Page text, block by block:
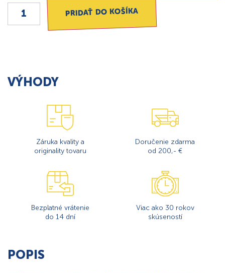
PRIDAŤ DO KOŠÍKA
VÝHODY
Záruka kvality a
originality tovaru
Doručenie zdarma
od 200,- €
Bezplatné vrátenie
do 14 dní
Viac ako 30 rokov
skúseností
POPIS